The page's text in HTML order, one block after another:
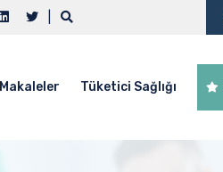
Makaleler Tüketici Sağlığı